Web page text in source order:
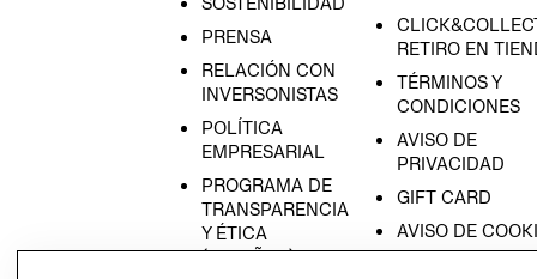
PRENSA
RELACIÓN CON
INVERSONISTAS
POLÍTICA
EMPRESARIAL
PROGRAMA DE
TRANSPARENCIA
Y ÉTICA
(ESPAÑOL)
RETIRO EN
TÉRMINOS Y
CONDICIONES
AVISO DE
PRIVACIDAD
GIFT CARD
AVISO DE